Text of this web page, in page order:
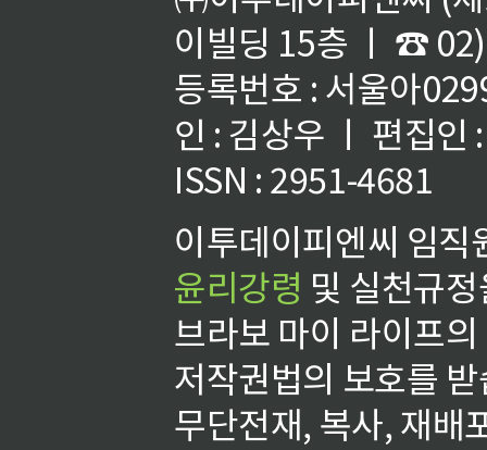
이빌딩 15층 ㅣ ☎
등록번호 : 서울아
인 : 김상우 ㅣ 편집인
ISSN : 2951-4681
이투데이피엔씨 임
윤리강령 및 실천규
브라보 마이 라이프
저작권법의 보호를
무단전재, 복사, 재배